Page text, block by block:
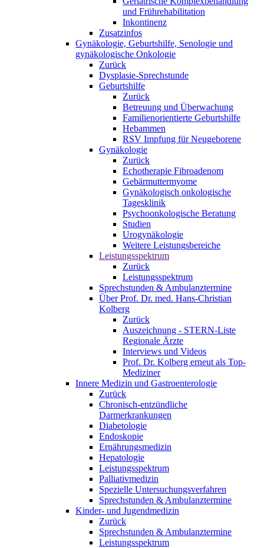
und Frührehabilitation
Inkontinenz
Zusatzinfos
Gynäkologie, Geburtshilfe, Senologie und
gynäkologische Onkologie
Zurück
Dysplasie-Sprechstunde
Geburtshilfe
Zurück
Betreuung und Überwachung
Familienorientierte Geburtshilfe
Hebammen
RSV Impfung für Neugeborene
Gynäkologie
Zurück
Echotherapie Fibroadenom
Gebärmuttermyome
Gynäkologisch onkologische
Tagesklinik
Psychoonkologische Beratung
Studien
Urogynäkologie
Weitere Leistungsbereiche
Leistungsspektrum
Zurück
Leistungsspektrum
Sprechstunden & Ambulanztermine
Über Prof. Dr. med. Hans-Christian
Kolberg
Zurück
Auszeichnung - STERN-Liste
Regionale Ärzte
Interviews und Videos
Prof. Dr. Kolberg erneut als Top-
Mediziner
Innere Medizin und Gastroenterologie
Zurück
Chronisch-entzündliche
Darmerkrankungen
Diabetologie
Endoskopie
Ernährungsmedizin
Hepatologie
Leistungsspektrum
Palliativmedizin
Spezielle Untersuchungsverfahren
Sprechstunden & Ambulanztermine
Kinder- und Jugendmedizin
Zurück
Sprechstunden & Ambulanztermine
Leistungsspektrum